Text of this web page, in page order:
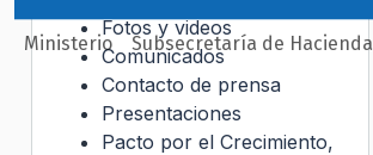
Ministerio Subsecretaría de Hacienda
Fotos y videos
Comunicados
Contacto de prensa
Presentaciones
Pacto por el Crecimiento,